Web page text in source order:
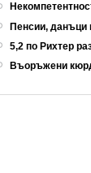
Пенсии, данъци
5,2 по Рихтер
Въоръжени